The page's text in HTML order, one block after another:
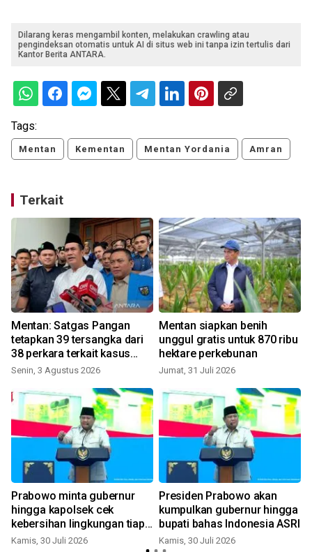
Dilarang keras mengambil konten, melakukan crawling atau
pengindeksan otomatis untuk AI di situs web ini tanpa izin tertulis dari
Kantor Berita ANTARA.
Tags:
Mentan Kementan Mentan Yordania Amran
Terkait
Mentan: Satgas Pangan
tetapkan 39 tersangka dari
38 perkara terkait kasus
perberasan
Senin, 3 Agustus 2026
Mentan siapkan benih
unggul gratis untuk 870 ribu
hektare perkebunan
Jumat, 31 Juli 2026
Prabowo minta gubernur
hingga kapolsek cek
kebersihan lingkungan tiap
hari
Kamis, 30 Juli 2026
Presiden Prabowo akan
kumpulkan gubernur hingga
bupati bahas Indonesia ASRI
Kamis, 30 Juli 2026